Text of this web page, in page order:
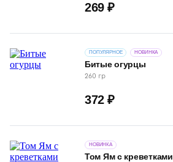
269 ₽
Битые огурцы
ПОПУЛЯРНОЕ НОВИНКА
260 гр
372 ₽
Том Ям с креветками
НОВИНКА